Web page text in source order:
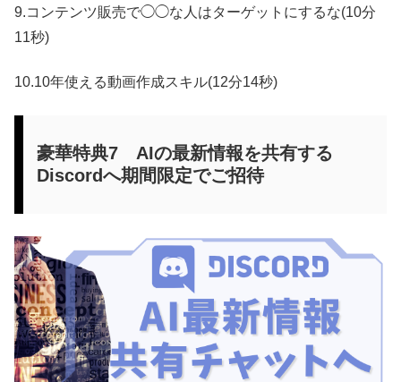
9.コンテンツ販売で◯◯な人はターゲットにするな(10分
11秒)
10.10年使える動画作成スキル(12分14秒)
豪華特典7 AIの最新情報を共有する
Discordへ期間限定でご招待